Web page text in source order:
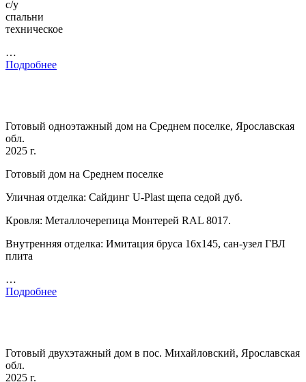
с/у
спальни
техническое
…
Подробнее
Готовый одноэтажный дом на Среднем поселке, Ярославская
обл.
2025 г.
Готовый дом на Среднем поселке
Уличная отделка: Сайдинг U-Plast щепа седой дуб.
Кровля: Металлочерепица Монтерей RAL 8017.
Внутренняя отделка: Имитация бруса 16х145, сан-узел ГВЛ
плита
…
Подробнее
Готовый двухэтажный дом в пос. Михайловский, Ярославская
обл.
2025 г.